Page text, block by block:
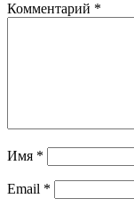
Комментарий *
Имя *
Email *